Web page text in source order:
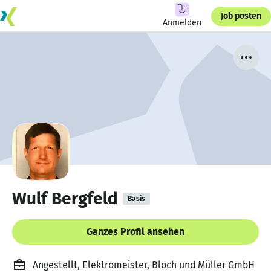
Anmelden
Job posten
Wulf Bergfeld Basis
Ganzes Profil ansehen
Angestellt, Elektromeister, Bloch und Müller GmbH